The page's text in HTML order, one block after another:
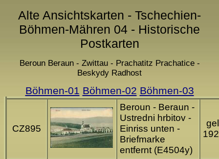
Alte Ansichtskarten - Tschechien-
Böhmen-Mähren 04 - Historische
Postkarten
Beroun Beraun - Zwittau - Prachatitz Prachatice -
Beskydy Radhost
Böhmen-01 Böhmen-02 Böhmen-03
CZ895
Beroun - Beraun -
Ustredni hrbitov -
Einriss unten -
Briefmarke
entfernt (E4504y)